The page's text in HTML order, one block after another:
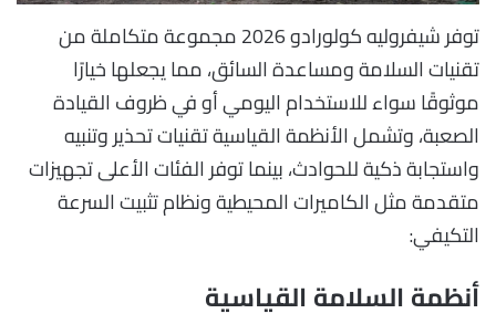
توفر شيفروليه كولورادو 2026 مجموعة متكاملة من
تقنيات السلامة ومساعدة السائق، مما يجعلها خيارًا
موثوقًا سواء للاستخدام اليومي أو في ظروف القيادة
الصعبة، وتشمل الأنظمة القياسية تقنيات تحذير وتنبيه
واستجابة ذكية للحوادث، بينما توفر الفئات الأعلى تجهيزات
متقدمة مثل الكاميرات المحيطية ونظام تثبيت السرعة
التكيفي:
أنظمة السلامة القياسية